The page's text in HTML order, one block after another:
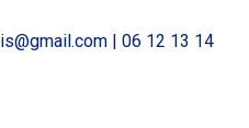
| 06 12 13 14